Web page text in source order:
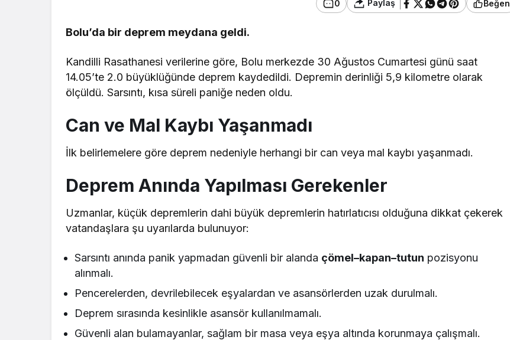
0 Paylaş Beğen
Bolu’da bir deprem meydana geldi.
Kandilli Rasathanesi verilerine göre, Bolu merkezde 30 Ağustos Cumartesi günü saat
14.05’te 2.0 büyüklüğünde deprem kaydedildi. Depremin derinliği 5,9 kilometre olarak
ölçüldü. Sarsıntı, kısa süreli paniğe neden oldu.
Can ve Mal Kaybı Yaşanmadı
İlk belirlemelere göre deprem nedeniyle herhangi bir can veya mal kaybı yaşanmadı.
Deprem Anında Yapılması Gerekenler
Uzmanlar, küçük depremlerin dahi büyük depremlerin hatırlatıcısı olduğuna dikkat çekerek
vatandaşlara şu uyarılarda bulunuyor:
Sarsıntı anında panik yapmadan güvenli bir alanda çömel–kapan–tutun pozisyonu
alınmalı.
Pencerelerden, devrilebilecek eşyalardan ve asansörlerden uzak durulmalı.
Deprem sırasında kesinlikle asansör kullanılmamalı.
Güvenli alan bulamayanlar, sağlam bir masa veya eşya altında korunmaya çalışmalı.